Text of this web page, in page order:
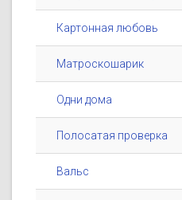
Картонная любовь
Матроскошарик
Одни дома
Полосатая проверка
Вальс